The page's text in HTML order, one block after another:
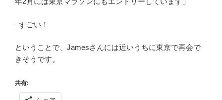
–すごい！
ということで、Jamesさんには近いうちに東京で再会で
きそうです。
共有: